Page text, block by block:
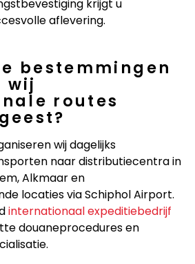
krijgt u
aflevering.
bestemmingen
wij
routes
wij dagelijks
naar distributiecentra in
Alkmaar en
locaties via Schiphol Airport.
internationaal expeditiebedrijf
douaneprocedures en